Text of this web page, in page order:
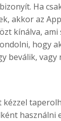
Ha
akkor az
kínálva,
hogy
beválik, vagy